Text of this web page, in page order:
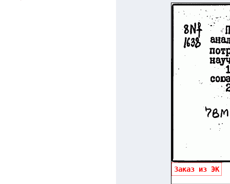
Заказ из ЭК